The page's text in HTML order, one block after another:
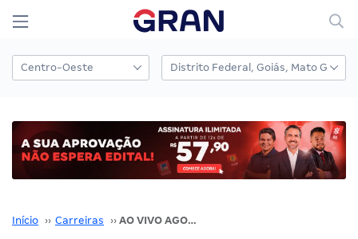
Início ›› Carreiras ›› AO VIVO AGORA – 1ª Maratona Anvisa – Gramática com Claiton Natal!